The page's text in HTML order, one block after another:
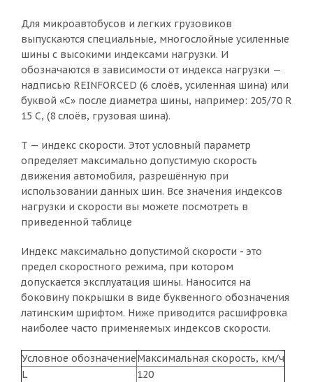
Для микроавтобусов и легких грузовиков
выпускаются специальные, многослойные усиленные
шины с высокими индексами нагрузки. И
обозначаются в зависимости от индекса нагрузки —
надписью REINFORCED (6 слоёв, усиленная шина) или
буквой «С» после диаметра шины, например: 205/70 R
15 C, (8 слоёв, грузовая шина).
T — индекс скорости. Этот условный параметр
определяет максимально допустимую скорость
движения автомобиля, разрешённую при
использовании данных шин. Все значения индексов
нагрузки и скорости вы можете посмотреть в
приведенной таблице
Индекс максимально допустимой скорости - это
предел скоростного режима, при котором
допускается эксплуатация шины. Наносится на
боковину покрышки в виде буквенного обозначения
латинским шрифтом. Ниже приводится расшифровка
наиболее часто применяемых индексов скорости.
Условное обозначениеМаксимальная скорость, км/ч
L
120